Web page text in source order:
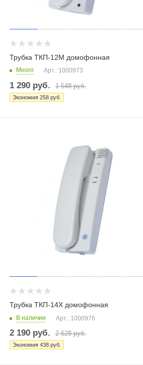
Трубка ТКП-12М домофонная
Много Арт.: 1000973
1 290 руб. 1 548руб.
Экономия 258 руб.
Трубка ТКП-14Х домофонная
В наличии Арт.: 1000976
2 190 руб. 2 628руб.
Экономия 438 руб.